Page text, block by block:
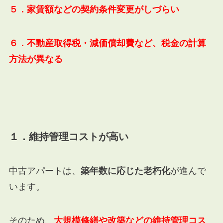
５．家賃額などの契約条件変更がしづらい
６．不動産取得税・減価償却費など、税金の計算
方法が異なる
１．維持管理コストが高い
中古アパートは、 築年数に応じた老朽化が進んで
います。
そのため、 大規模修繕や改築などの維持管理コス